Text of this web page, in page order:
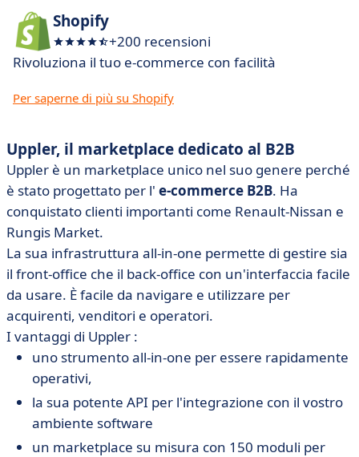
Shopify
+200 recensioni
Rivoluziona il tuo e-commerce con facilità
Per saperne di più su Shopify
Uppler, il marketplace dedicato al B2B
Uppler è un marketplace unico nel suo genere perché
è stato progettato per l' e-commerce B2B. Ha
conquistato clienti importanti come Renault-Nissan e
Rungis Market.
La sua infrastruttura all-in-one permette di gestire sia
il front-office che il back-office con un'interfaccia facile
da usare. È facile da navigare e utilizzare per
acquirenti, venditori e operatori.
I vantaggi di Uppler :
uno strumento all-in-one per essere rapidamente
operativi,
la sua potente API per l'integrazione con il vostro
ambiente software
un marketplace su misura con 150 moduli per